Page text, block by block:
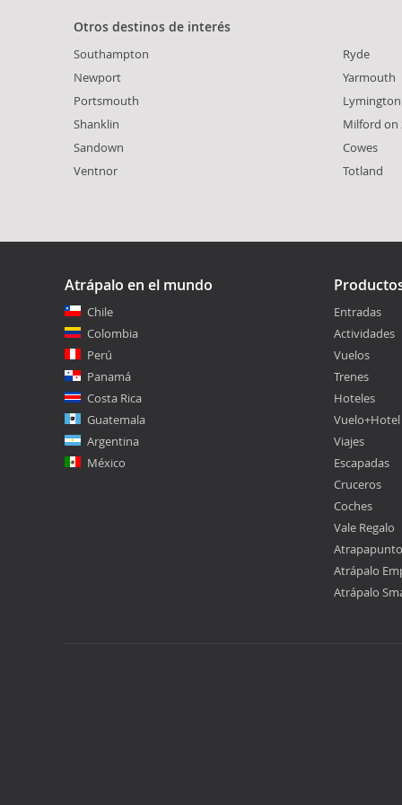
Otros destinos de interés
Southampton
Newport
Portsmouth
Shanklin
Sandown
Ventnor
Ryde
Yarmouth
Lymington
Milford on
Cowes
Totland
Atrápalo en el mundo
Chile
Colombia
Perú
Panamá
Costa Rica
Guatemala
Argentina
México
Entradas
Actividades
Vuelos
Trenes
Hoteles
Vuelo+Hotel
Viajes
Escapadas
Cruceros
Coches
Vale Regalo
Atrápalo
Atrápalo